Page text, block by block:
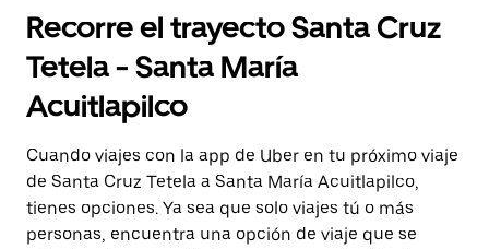
Recorre el trayecto Santa Cruz
Tetela - Santa María
Acuitlapilco
Cuando viajes con la app de Uber en tu próximo viaje
de Santa Cruz Tetela a Santa María Acuitlapilco,
tienes opciones. Ya sea que solo viajes tú o más
personas, encuentra una opción de viaje que se